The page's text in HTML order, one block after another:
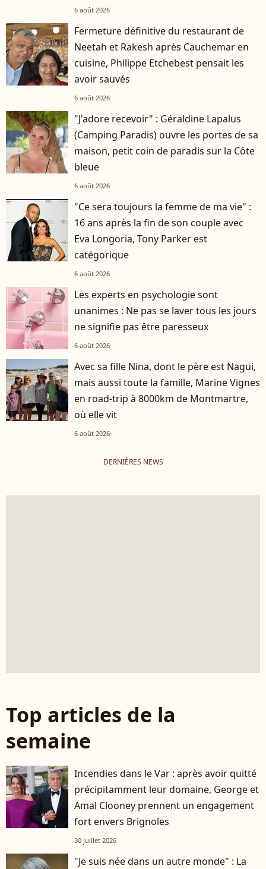
6 août 2026
Fermeture définitive du restaurant de
Neetah et Rakesh après Cauchemar en
cuisine, Philippe Etchebest pensait les
avoir sauvés
6 août 2026
"J'adore recevoir" : Géraldine Lapalus
(Camping Paradis) ouvre les portes de sa
maison, petit coin de paradis sur la Côte
bleue
6 août 2026
"Ce sera toujours la femme de ma vie" :
16 ans après la fin de son couple avec
Eva Longoria, Tony Parker est
catégorique
6 août 2026
Les experts en psychologie sont
unanimes : Ne pas se laver tous les jours
ne signifie pas être paresseux
6 août 2026
Avec sa fille Nina, dont le père est Nagui,
mais aussi toute la famille, Marine Vignes
en road-trip à 8000km de Montmartre,
où elle vit
6 août 2026
DERNIÈRES NEWS
Top articles de la
semaine
Incendies dans le Var : après avoir quitté
précipitamment leur domaine, George et
Amal Clooney prennent un engagement
fort envers Brignoles
30 juillet 2026
"Je suis née dans un autre monde" : La